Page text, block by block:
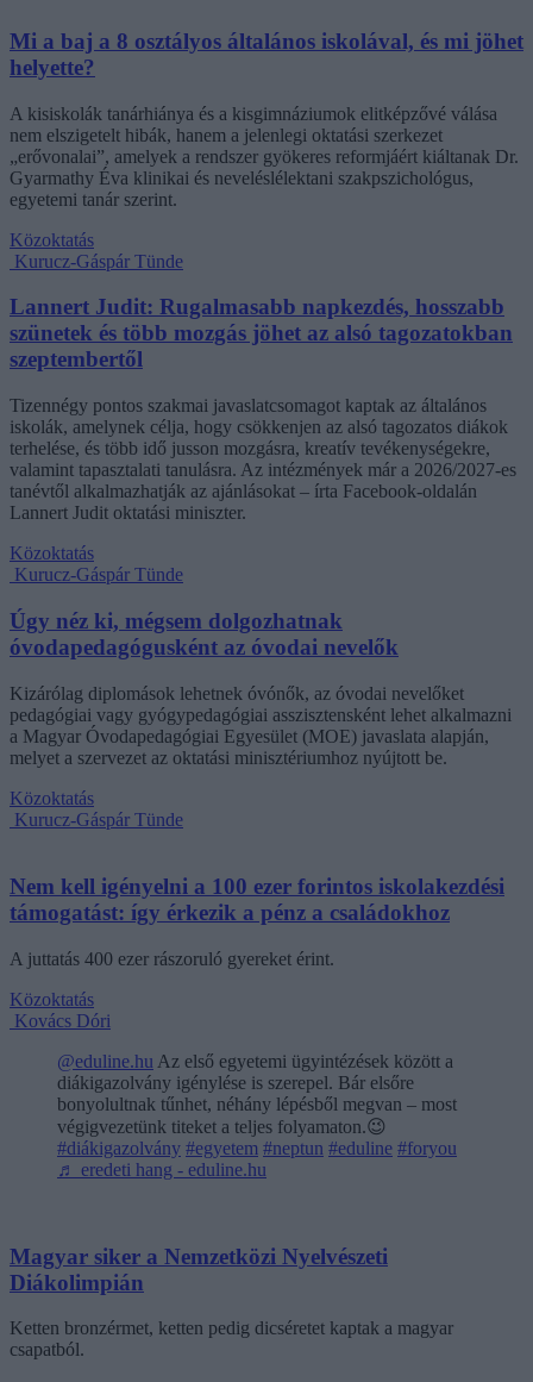
Mi a baj a 8 osztályos általános iskolával, és mi jöhet
helyette?
A kisiskolák tanárhiánya és a kisgimnáziumok elitképzővé válása
nem elszigetelt hibák, hanem a jelenlegi oktatási szerkezet
„erővonalai”, amelyek a rendszer gyökeres reformjáért kiáltanak Dr.
Gyarmathy Éva klinikai és neveléslélektani szakpszichológus,
egyetemi tanár szerint.
Közoktatás
Kurucz-Gáspár Tünde
Lannert Judit: Rugalmasabb napkezdés, hosszabb
szünetek és több mozgás jöhet az alsó tagozatokban
szeptembertől
Tizennégy pontos szakmai javaslatcsomagot kaptak az általános
iskolák, amelynek célja, hogy csökkenjen az alsó tagozatos diákok
terhelése, és több idő jusson mozgásra, kreatív tevékenységekre,
valamint tapasztalati tanulásra. Az intézmények már a 2026/2027-es
tanévtől alkalmazhatják az ajánlásokat – írta Facebook-oldalán
Lannert Judit oktatási miniszter.
Közoktatás
Kurucz-Gáspár Tünde
Úgy néz ki, mégsem dolgozhatnak
óvodapedagógusként az óvodai nevelők
Kizárólag diplomások lehetnek óvónők, az óvodai nevelőket
pedagógiai vagy gyógypedagógiai asszisztensként lehet alkalmazni
a Magyar Óvodapedagógiai Egyesület (MOE) javaslata alapján,
melyet a szervezet az oktatási minisztériumhoz nyújtott be.
Közoktatás
Kurucz-Gáspár Tünde
Nem kell igényelni a 100 ezer forintos iskolakezdési
támogatást: így érkezik a pénz a családokhoz
A juttatás 400 ezer rászoruló gyereket érint.
Közoktatás
Kovács Dóri
@eduline.hu Az első egyetemi ügyintézések között a
diákigazolvány igénylése is szerepel. Bár elsőre
bonyolultnak tűnhet, néhány lépésből megvan – most
végigvezetünk titeket a teljes folyamaton.😉
#diákigazolvány #egyetem #neptun #eduline #foryou
♬ eredeti hang - eduline.hu
Magyar siker a Nemzetközi Nyelvészeti
Diákolimpián
Ketten bronzérmet, ketten pedig dicséretet kaptak a magyar
csapatból.